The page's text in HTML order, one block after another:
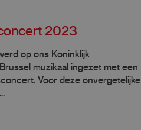
2023
op ons Koninklijk
muzikaal ingezet met een
Voor deze onvergetelijke